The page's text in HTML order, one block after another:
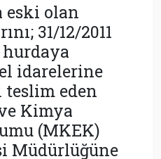
eski olan
31/12/2011
idarelerine
teslim eden
Kimya
(MKEK)
Müdürlüğüne